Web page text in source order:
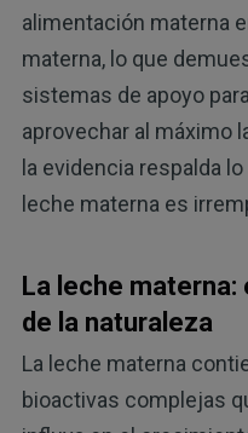
alimentación materna
materna, lo que
sistemas de apoyo
aprovechar al máximo
la evidencia respalda
leche materna es
La leche
de la naturaleza
La leche materna
bioactivas complejas